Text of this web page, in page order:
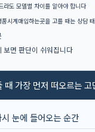
라도 모델별 차이를 알아야 합니다
품시계매입하는곳을 고를 때는 상담
보면 판단이 쉬워집니다
때 가장 먼저 떠오르는 고
눈에 들어오는 순간